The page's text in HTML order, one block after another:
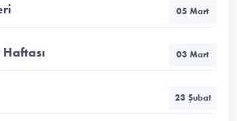
05 Mart
03 Mart
23 Şubat